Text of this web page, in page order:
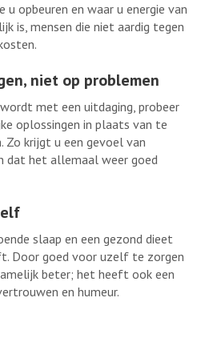
u opbeuren en waar u energie van
is, mensen die niet aardig tegen
niet op problemen
met een uitdaging, probeer
oplossingen in plaats van te
Zo krijgt u een gevoel van
dat het allemaal weer goed
slaap en een gezond dieet
Door goed voor uzelf te zorgen
beter; het heeft ook een
en humeur.